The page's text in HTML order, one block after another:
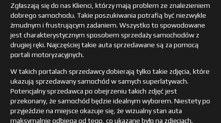
Zgłaszają się do nas Klienci, którzy mają problem ze znalezieniem
dobrego samochodu. Takie poszukiwania potrafią być niezwykle
żmudnym i frustrującym zadaniem. Wszystko to spowodowane
jest charakterystycznym sposobem sprzedaży samochodów z
drugiej ręki. Najczęściej takie auta sprzedawane są za pomocą
portali motoryzacyjnych.
W takich portalach sprzedawcy dobierają tylko takie zdjęcia, które
ukazują sprzedawany samochód w samych superlatywach.
Potencjalny sprzedawca po obejrzeniu takich zdjęć jest
przekonany, że samochód będzie idealnym wyborem. Niestety po
przyjeździe na miejsce okazuje się, że wizualny stan auta
maksymalnie odbiega od tego, co ukazane było na zdjęciach.